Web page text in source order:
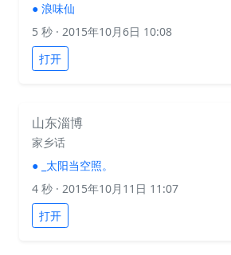
● 浪味仙
5 秒 · 2015年10月6日 10:08
打开
山东淄博
家乡话
● _太阳当空照。
4 秒 · 2015年10月11日 11:07
打开